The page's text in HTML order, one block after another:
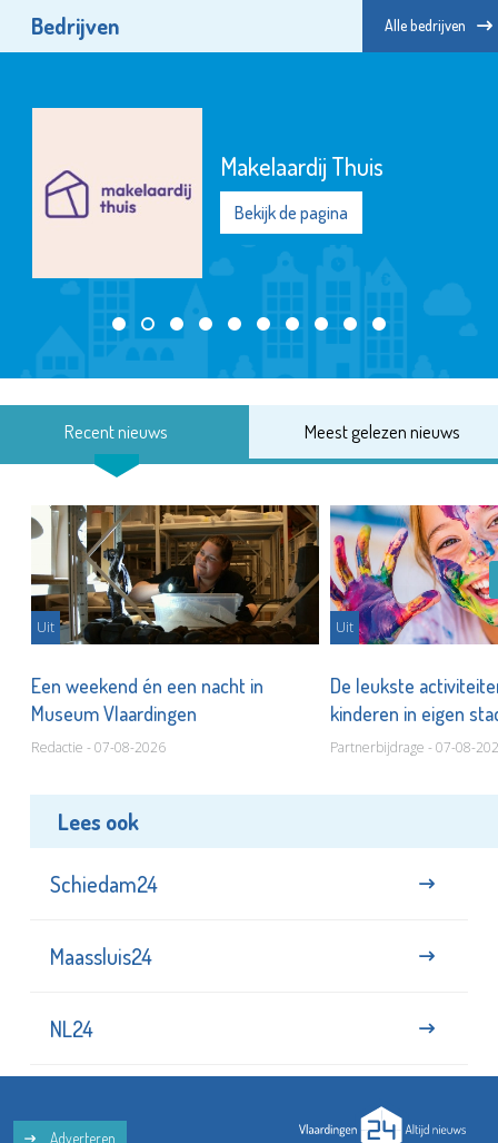
Bedrijven Alle bedrijven
Makelaardij Thuis
Bekijk de pagina
Recent nieuws Meest gelezen nieuws
Uit
Een weekend én een nacht in
Museum Vlaardingen
Redactie - 07-08-2026
Uit
De leukste
kinderen in eigen
Partnerbijdrage - 07-08-
Lees ook
Schiedam24
Maassluis24
NL24
Adverteren